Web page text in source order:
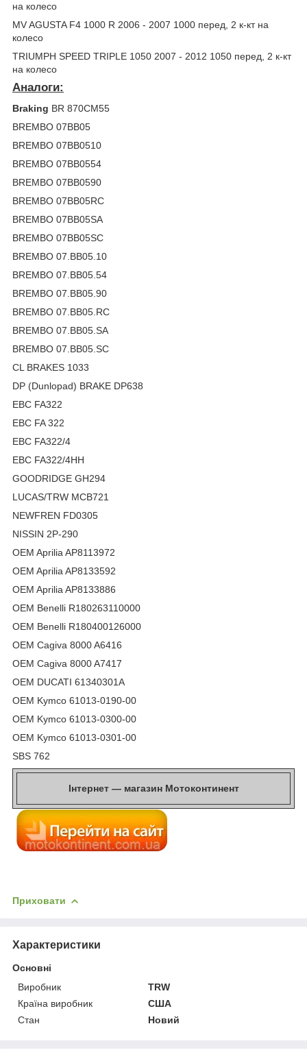
на колесо
MV AGUSTA F4 1000 R 2006 - 2007 1000 перед, 2 к-кт на
колесо
TRIUMPH SPEED TRIPLE 1050 2007 - 2012 1050 перед, 2 к-кт
на колесо
Аналоги:
Braking BR 870CM55
BREMBO 07BB05
BREMBO 07BB0510
BREMBO 07BB0554
BREMBO 07BB0590
BREMBO 07BB05RC
BREMBO 07BB05SA
BREMBO 07BB05SC
BREMBO 07.BB05.10
BREMBO 07.BB05.54
BREMBO 07.BB05.90
BREMBO 07.BB05.RC
BREMBO 07.BB05.SA
BREMBO 07.BB05.SC
CL BRAKES 1033
DP (Dunlopad) BRAKE DP638
EBC FA322
EBC FA 322
EBC FA322/4
EBC FA322/4HH
GOODRIDGE GH294
LUCAS/TRW MCB721
NEWFREN FD0305
NISSIN 2P-290
OEM Aprilia AP8113972
OEM Aprilia AP8133592
OEM Aprilia AP8133886
OEM Benelli R180263110000
OEM Benelli R180400126000
OEM Cagiva 8000 A6416
OEM Cagiva 8000 A7417
OEM DUCATI 61340301A
OEM Kymco 61013-0190-00
OEM Kymco 61013-0300-00
OEM Kymco 61013-0301-00
SBS 762
Інтернет — магазин Мотоконтинент
Приховати
Характеристики
Основні
Виробник
TRW
Країна виробник
США
Стан
Новий